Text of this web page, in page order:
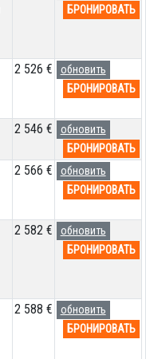
БРОНИРОВАТЬ
2 526 €
обновить
БРОНИРОВАТЬ
2 546 €
обновить
БРОНИРОВАТЬ
2 566 €
обновить
БРОНИРОВАТЬ
2 582 €
обновить
БРОНИРОВАТЬ
2 588 €
обновить
БРОНИРОВАТЬ